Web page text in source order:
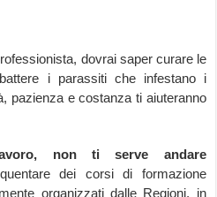
dovrai saper curare le
i parassiti che infestano i
pazienza e costanza ti aiuteranno
non ti serve andare
dei corsi di formazione
organizzati dalle Regioni, in